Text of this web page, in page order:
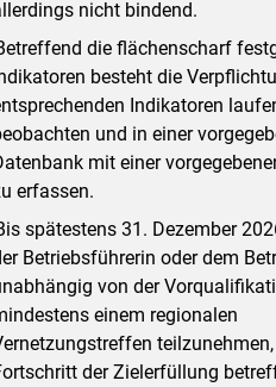
nicht bindend.
die flächenscharf
besteht die
Indikatoren
und in einer
mit einer
erfassen.
spätestens 31. Dezember
Betriebsführerin oder dem
von der
einem regionalen
der Zielerfüllung